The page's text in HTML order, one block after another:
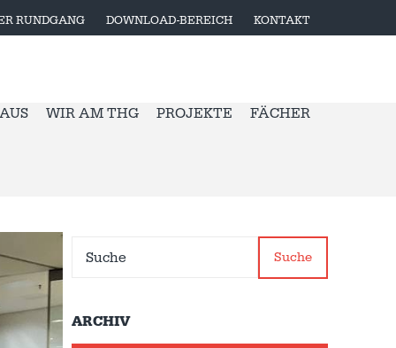
RUNDGANG DOWNLOAD-BEREICH KONTAKT
WIR AM THG PROJEKTE FÄCHER
Suche
ARCHIV